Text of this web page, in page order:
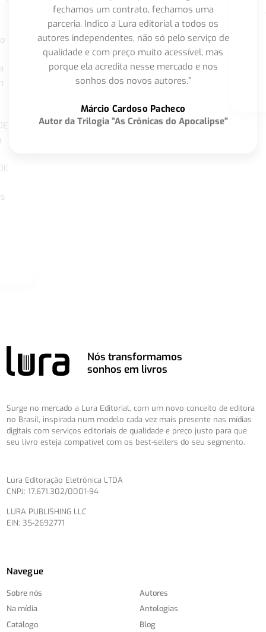
fechamos um contrato, fechamos uma
parceria. Indico a Lura editorial a todos os
autores independentes, não só pelo serviço de
qualidade e com preço muito acessível, mas
porque ela acredita nesse mercado e nos
sonhos dos novos autores.”
Márcio Cardoso Pacheco
Autor da Trilogia "As Crônicas do Apocalipse"
Nós transformamos
sonhos em livros
Surge no mercado a Lura Editorial, com um novo conceito de editora
no Brasil, inspirada num modelo cada vez mais presente nas mídias
digitais com serviços editoriais de qualidade e preço justo para que
seu livro esteja compatível com os best-sellers do seu segmento.
Lura Editoração Eletrônica LTDA
CNPJ: 17.671.302/0001-94
LURA PUBLISHING LLC
EIN: 35-2692771
Navegue
Sobre nós
Na mídia
Catálogo
Autores
Antologias
Blog